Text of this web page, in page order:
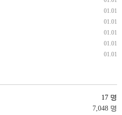
01.01
01.01
01.01
01.01
01.01
17 명
7,048 명